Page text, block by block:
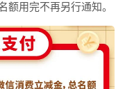
额用完不再另行通知。